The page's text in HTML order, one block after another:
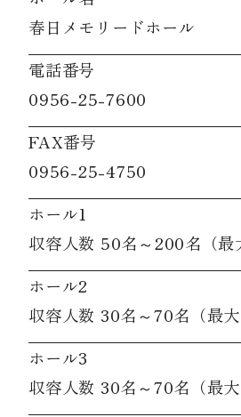
春日メモリードホール
電話番号
0956-25-7600
FAX番号
0956-25-4750
ホール1
収容人数 50名～200名（最
ホール2
収容人数 30名～70名（最大
ホール3
収容人数 30名～70名（最大